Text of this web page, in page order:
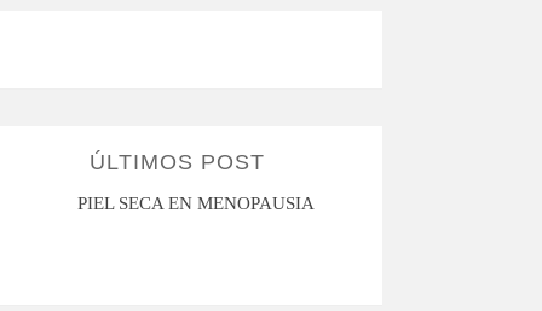
ÚLTIMOS POST
PIEL SECA EN MENOPAUSIA